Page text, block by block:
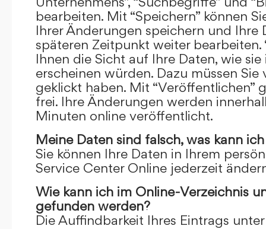
bearbeiten. Mit “Speichern” können
Ihrer Änderungen speichern und Ihre
späteren Zeitpunkt weiter bearbeiten.
Ihnen die Sicht auf Ihre Daten, wie
erscheinen würden. Dazu müssen Sie
geklickt haben. Mit “Veröffentlichen”
frei. Ihre Änderungen werden
Minuten online veröffentlicht.
Meine Daten sind falsch, was kann
Sie können Ihre Daten in Ihrem
Service Center Online jederzeit
Wie kann ich im Online-Verzeichnis
gefunden werden?
Die Auffindbarkeit Ihres Eintrags